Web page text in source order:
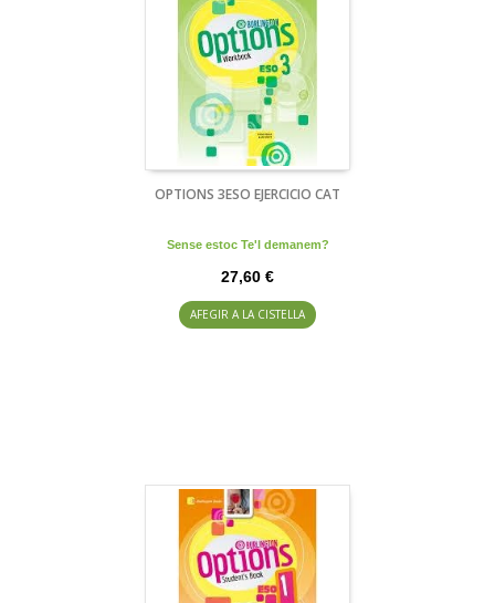
OPTIONS 3ESO EJERCICIO CAT
Sense estoc Te'l demanem?
27,60 €
AFEGIR A LA CISTELLA